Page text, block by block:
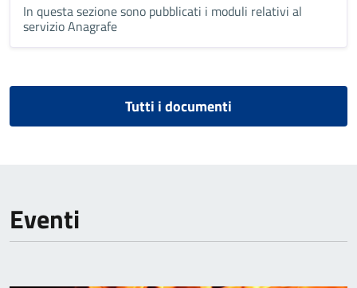
In questa sezione sono pubblicati i moduli relativi al
servizio Anagrafe
Tutti i documenti
Eventi